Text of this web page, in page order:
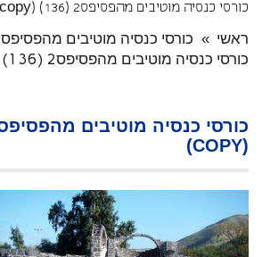
כורסי כנסיה מוטיבים מהפסיפס2 (136) (copy)
ראשי » כורסי כנסיה מוטיבים מהפסיפס2 (136) (copy)
כורסי כנסיה מוטיבים מהפסיפס2 (136) (copy)
(COPY)